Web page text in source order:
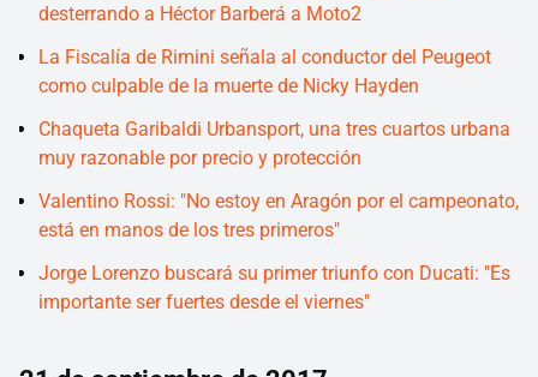
desterrando a Héctor Barberá a Moto2
La Fiscalía de Rimini señala al conductor del Peugeot
como culpable de la muerte de Nicky Hayden
Chaqueta Garibaldi Urbansport, una tres cuartos urbana
muy razonable por precio y protección
Valentino Rossi: "No estoy en Aragón por el campeonato,
está en manos de los tres primeros"
Jorge Lorenzo buscará su primer triunfo con Ducati: "Es
importante ser fuertes desde el viernes"